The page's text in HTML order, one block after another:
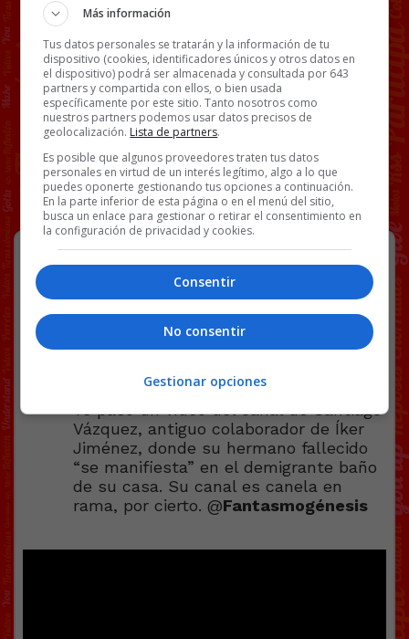
-10s
+10s
Fernando le está enviando un
mensaje a su hermano Santiago:
“llama al electricista que las
bombillas led chinorris que te instaló
están fallando”
Hola Findus y demás cosas grasiosas.
Te paso un vídeo del canal de Santiago
Vázquez, antiguo colaborador de Íker
Jiménez, donde su hermano fallecido
“se manifiesta” en el demigrante baño
de su casa. Su canal es canela en
rama, por cierto. @Fantasmogénesis
Más información
Tus datos personales se tratarán y la información de tu
dispositivo (cookies, identificadores únicos y otros datos en
el dispositivo) podrá ser almacenada y consultada por 643
partners y compartida con ellos, o bien usada
específicamente por este sitio. Tanto nosotros como
nuestros partners podemos usar datos precisos de
geolocalización. Lista de partners.
Es posible que algunos proveedores traten tus datos
personales en virtud de un interés legítimo, algo a lo que
puedes oponerte gestionando tus opciones a continuación.
En la parte inferior de esta página o en el menú del sitio,
busca un enlace para gestionar o retirar el consentimiento en
la configuración de privacidad y cookies.
Consentir
No consentir
Gestionar opciones